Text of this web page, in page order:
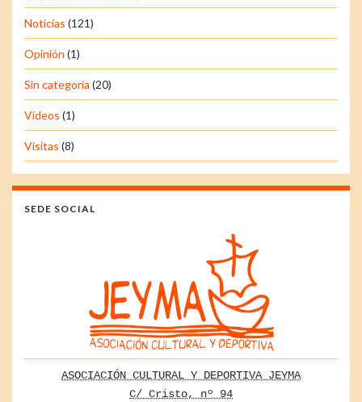
Noticias (121)
Opinión (1)
Sin categoría (20)
Vídeos (1)
Visitas (8)
SEDE SOCIAL
ASOCIACIÓN CULTURAL Y DEPORTIVA JEYMA
C/ Cristo, nº 94